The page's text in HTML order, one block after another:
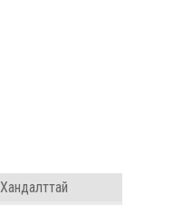
Хандалттай